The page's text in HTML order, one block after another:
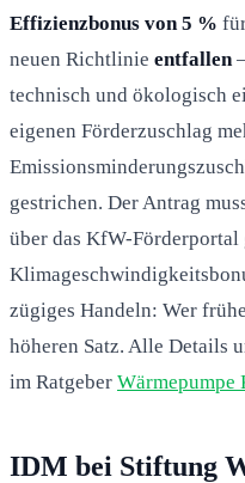
Effizienzbonus von 5 %
neuen Richtlinie entfallen
technisch und ökologisch
eigenen Förderzuschlag
gestrichen. Der Antrag
über das KfW-Förderportal
zügiges Handeln: Wer
höheren Satz. Alle Details
im Ratgeber Wärmepumpe
IDM bei Stiftung